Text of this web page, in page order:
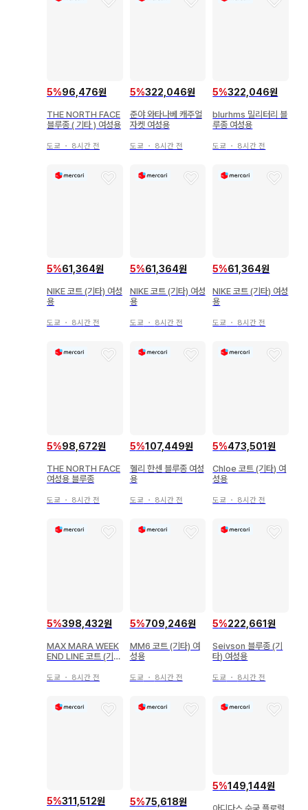
5%96,476원
THE NORTH FACE
블루종 ( 기타 ) 여성용
도쿄 ・ 8시간 전
5%322,046원
준야 와타나베 캐주얼
자켓 여성용
도쿄 ・ 8시간 전
5%322,046원
blurhms 밀리터리 블
루종 여성용
도쿄 ・ 8시간 전
5%61,364원
NIKE 코트 (기타) 여성
용
도쿄 ・ 8시간 전
5%61,364원
NIKE 코트 (기타) 여성
용
도쿄 ・ 8시간 전
5%61,364원
NIKE 코트 (기타) 여성
용
도쿄 ・ 8시간 전
5%98,672원
THE NORTH FACE
여성용 블루종
도쿄 ・ 8시간 전
5%107,449원
헬리 한센 블루종 여성
용
도쿄 ・ 8시간 전
5%473,501원
Chloe 코트 (기타) 여
성용
도쿄 ・ 8시간 전
5%398,432원
MAX MARA WEEK
END LINE 코트 (기
도쿄 ・ 8시간 전
5%709,246원
MM6 코트 (기타) 여
성용
도쿄 ・ 8시간 전
5%222,661원
Seivson 블루종 (기
타) 여성용
도쿄 ・ 8시간 전
5%311,512원 5%75,618원
5%149,144원